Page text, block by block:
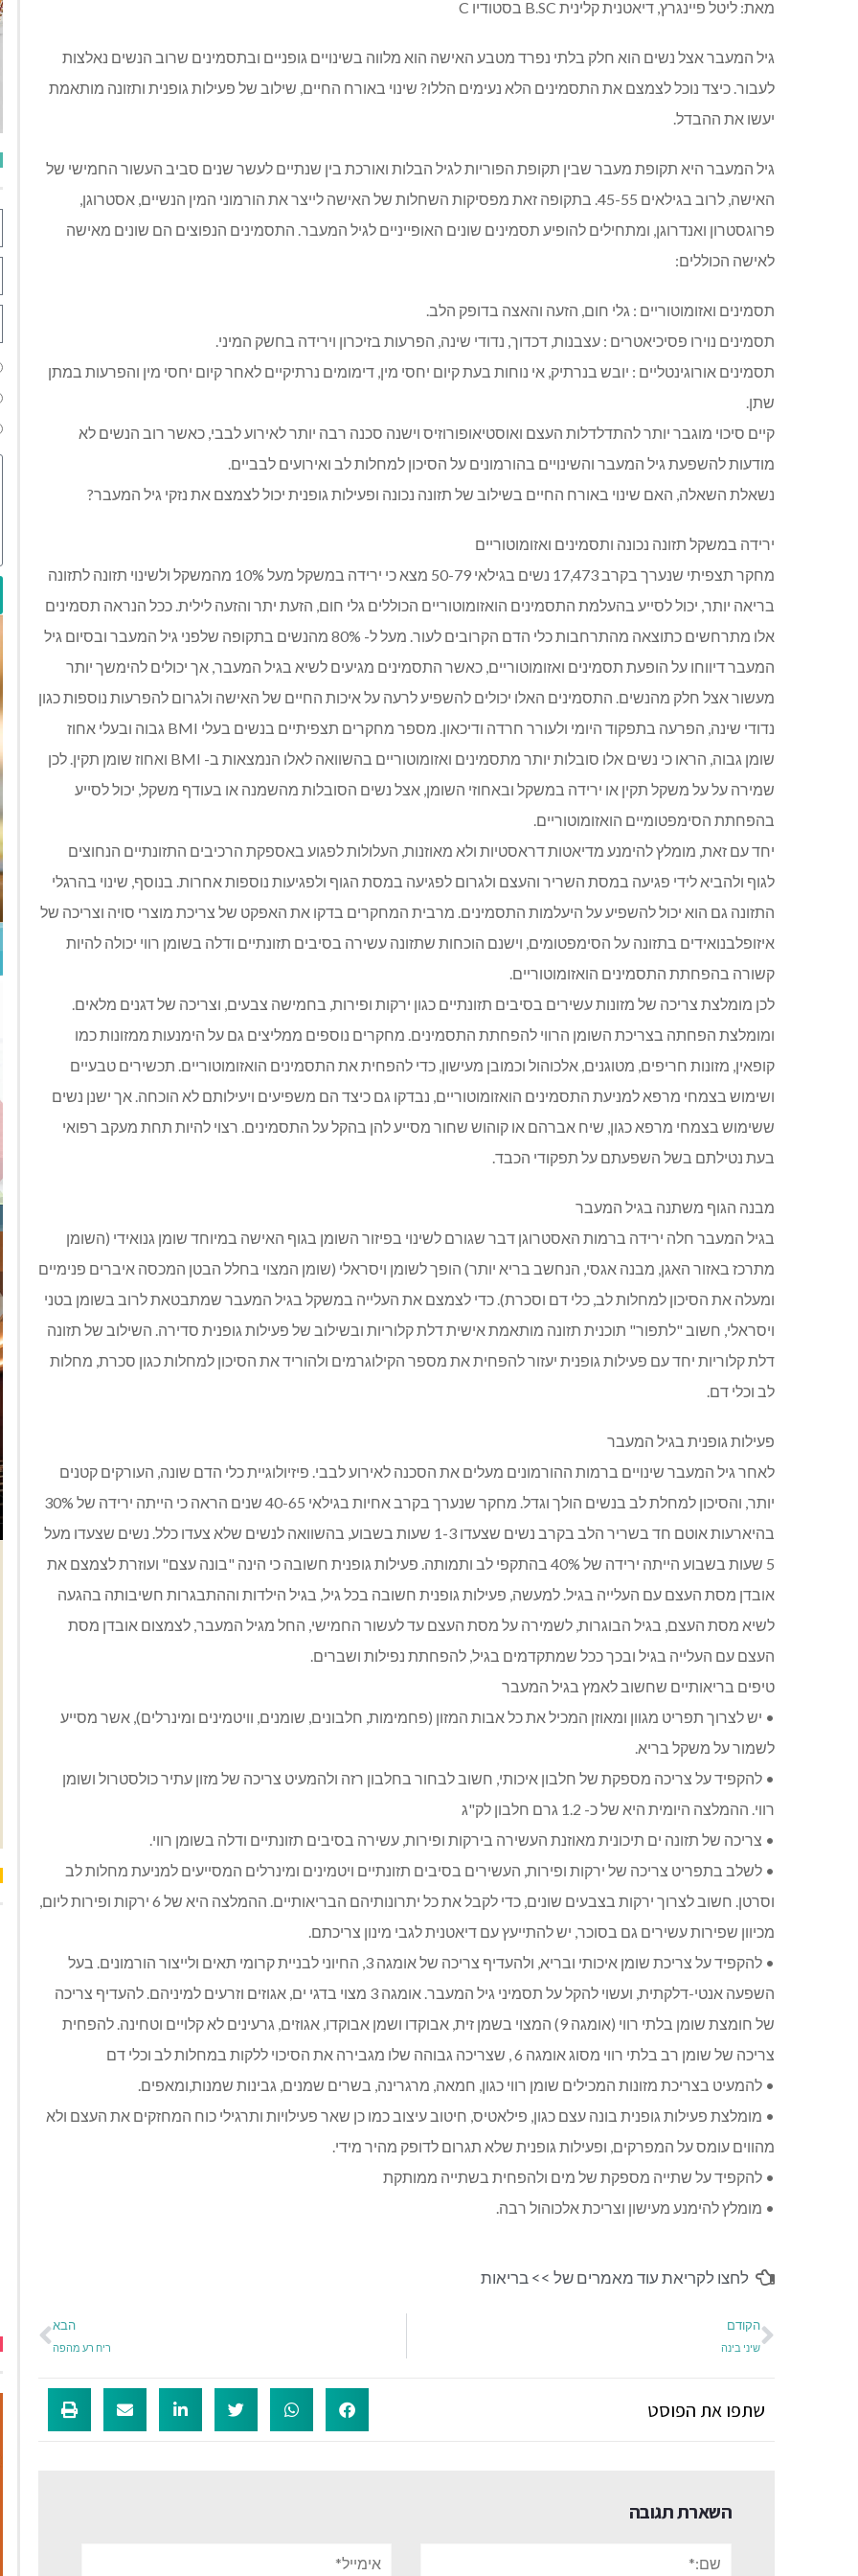
מאת: ליטל פיינגרץ, דיאטנית קלינית B.SC בסטודיו C
גיל המעבר אצל נשים הוא חלק בלתי נפרד מטבע האישה הוא מלווה בשינויים גופניים ובתסמינים שרוב הנשים נאלצות
לעבור. כיצד נוכל לצמצם את התסמינים הלא נעימים הללו? שינוי באורח החיים, שילוב של פעילות גופנית ותזונה מותאמת
יעשו את ההבדל.
גיל המעבר היא תקופת מעבר שבין תקופת הפוריות לגיל הבלות ואורכת בין שנתיים לעשר שנים סביב העשור החמישי של
האישה, לרוב בגילאים 45-55. בתקופה זאת מפסיקות השחלות של האישה לייצר את הורמוני המין הנשיים, אסטרוגן,
פרוגסטרון ואנדרוגן, ומתחילים להופיע תסמינים שונים האופייניים לגיל המעבר. התסמינים הנפוצים הם שונים מאישה
לאישה הכוללים:
תסמינים ואזומוטוריים : גלי חום, הזעה והאצה בדופק הלב.
תסמינים נוירו פסיכיאטרים : עצבנות, דכדוך, נדודי שינה, הפרעות בזיכרון וירידה בחשק המיני.
תסמינים אורוגינטליים : יובש בנרתיק, אי נוחות בעת קיום יחסי מין, דימומים נרתיקיים לאחר קיום יחסי מין והפרעות במתן
שתן.
קיים סיכוי מוגבר יותר להתדלדלות העצם ואוסטיאופורוזיס וישנה סכנה רבה יותר לאירוע לבבי, כאשר רוב הנשים לא
מודעות להשפעת גיל המעבר והשינויים בהורמונים על הסיכון למחלות לב ואירועים לבביים.
נשאלת השאלה, האם שינוי באורח החיים בשילוב של תזונה נכונה ופעילות גופנית יכול לצמצם את נזקי גיל המעבר?
ירידה במשקל תזונה נכונה ותסמינים ואזומוטוריים
מחקר תצפיתי שנערך בקרב 17,473 נשים בגילאי 50-79 מצא כי ירידה במשקל מעל 10% מהמשקל ולשינוי תזונה לתזונה
בריאה יותר, יכול לסייע בהעלמת התסמינים הואזומוטוריים הכוללים גלי חום, הזעת יתר והזעה לילית. ככל הנראה תסמינים
אלו מתרחשים כתוצאה מהתרחבות כלי הדם הקרובים לעור. מעל ל- 80% מהנשים בתקופה שלפני גיל המעבר ובסיום גיל
המעבר דיווחו על הופעת תסמינים ואזומוטוריים, כאשר התסמינים מגיעים לשיא בגיל המעבר, אך יכולים להימשך יותר
מעשור אצל חלק מהנשים. התסמינים האלו יכולים להשפיע לרעה על איכות החיים של האישה ולגרום להפרעות נוספות כגון
נדודי שינה, הפרעה בתפקוד היומי ולעורר חרדה ודיכאון. מספר מחקרים תצפיתיים בנשים בעלי BMI גבוה ובעלי אחוז
שומן גבוה, הראו כי נשים אלו סובלות יותר מתסמינים ואזומוטוריים בהשוואה לאלו הנמצאות ב- BMI ואחוז שומן תקין. לכן
שמירה על על משקל תקין או ירידה במשקל ובאחוזי השומן, אצל נשים הסובלות מהשמנה או בעודף משקל, יכול לסייע
בהפחתת הסימפטומיים הואזומוטוריים.
יחד עם זאת, מומלץ להימנע מדיאטות דראסטיות ולא מאוזנות, העלולות לפגוע באספקת הרכיבים התזונתיים הנחוצים
לגוף ולהביא לידי פגיעה במסת השריר והעצם ולגרום לפגיעה במסת הגוף ולפגיעות נוספות אחרות. בנוסף, שינוי בהרגלי
התזונה גם הוא יכול להשפיע על היעלמות התסמינים. מרבית המחקרים בדקו את האפקט של צריכת מוצרי סויה וצריכה של
איזופלבנואידים בתזונה על הסימפטומים, וישנם הוכחות שתזונה עשירה בסיבים תזונתיים ודלה בשומן רווי יכולה להיות
קשורה בהפחתת התסמינים הואזומוטוריים.
לכן מומלצת צריכה של מזונות עשירים בסיבים תזונתיים כגון ירקות ופירות, בחמישה צבעים, וצריכה של דגנים מלאים.
ומומלצת הפחתה בצריכת השומן הרווי להפחתת התסמינים. מחקרים נוספים ממליצים גם על הימנעות ממזונות כמו
קופאין, מזונות חריפים, מטוגנים, אלכוהול וכמובן מעישון, כדי להפחית את התסמינים הואזומוטוריים. תכשירים טבעיים
ושימוש בצמחי מרפא למניעת התסמינים הואזומוטוריים, נבדקו גם כיצד הם משפיעים ויעילותם לא הוכחה. אך ישנן נשים
ששימוש בצמחי מרפא כגון, שיח אברהם או קוהוש שחור מסייע להן בהקל על התסמינים. רצוי להיות תחת מעקב רפואי
בעת נטילתם בשל השפעתם על תפקודי הכבד.
מבנה הגוף משתנה בגיל המעבר
בגיל המעבר חלה ירידה ברמות האסטרוגן דבר שגורם לשינוי בפיזור השומן בגוף האישה במיוחד שומן גנואידי (השומן
מתרכז באזור האגן, מבנה אגסי, הנחשב בריא יותר) הופך לשומן ויסראלי (שומן המצוי בחלל הבטן המכסה איברים פנימיים
ומעלה את הסיכון למחלות לב, כלי דם וסכרת). כדי לצמצם את העלייה במשקל בגיל המעבר שמתבטאת לרוב בשומן בטני
ויסראלי, חשוב "לתפור" תוכנית תזונה מותאמת אישית דלת קלוריות ובשילוב של פעילות גופנית סדירה. השילוב של תזונה
דלת קלוריות יחד עם פעילות גופנית יעזור להפחית את מספר הקילוגרמים ולהוריד את הסיכון למחלות כגון סכרת, מחלות
לב וכלי דם.
פעילות גופנית בגיל המעבר
לאחר גיל המעבר שינויים ברמות ההורמונים מעלים את הסכנה לאירוע לבבי. פיזיולוגיית כלי הדם שונה, העורקים קטנים
יותר, והסיכון למחלת לב בנשים הולך וגדל. מחקר שנערך בקרב אחיות בגילאי 40-65 שנים הראה כי הייתה ירידה של 30%
בהיארעות אוטם חד בשריר הלב בקרב נשים שצעדו 1-3 שעות בשבוע, בהשוואה לנשים שלא צעדו כלל. נשים שצעדו מעל
5 שעות בשבוע הייתה ירידה של 40% בהתקפי לב ותמותה. פעילות גופנית חשובה כי הינה "בונה עצם" ועוזרת לצמצם את
אובדן מסת העצם עם העלייה בגיל. למעשה, פעילות גופנית חשובה בכל גיל, בגיל הילדות וההתבגרות חשיבותה בהגעה
לשיא מסת העצם, בגיל הבוגרות, לשמירה על מסת העצם עד לעשור החמישי, החל מגיל המעבר, לצמצום אובדן מסת
העצם עם העלייה בגיל ובכך ככל שמתקדמים בגיל, להפחתת נפילות ושברים.
טיפים בריאותיים שחשוב לאמץ בגיל המעבר
• יש לצרוך תפריט מגוון ומאוזן המכיל את כל אבות המזון (פחמימות, חלבונים, שומנים, וויטמינים ומינרלים), אשר מסייע
לשמור על משקל בריא.
• להקפיד על צריכה מספקת של חלבון איכותי, חשוב לבחור בחלבון רזה ולהמעיט צריכה של מזון עתיר כולסטרול ושומן
רווי. ההמלצה היומית היא של כ- 1.2 גרם חלבון לק"ג
• צריכה של תזונה ים תיכונית מאוזנת העשירה בירקות ופירות, עשירה בסיבים תזונתיים ודלה בשומן רווי.
• לשלב בתפריט צריכה של ירקות ופירות, העשירים בסיבים תזונתיים ויטמינים ומינרלים המסייעים למניעת מחלות לב
וסרטן. חשוב לצרוך ירקות בצבעים שונים, כדי לקבל את כל יתרונותיהם הבריאותיים. ההמלצה היא של 6 ירקות ופירות ליום,
מכיוון שפירות עשירים גם בסוכר, יש להתייעץ עם דיאטנית לגבי מינון צריכתם.
• להקפיד על צריכת שומן איכותי ובריא, ולהעדיף צריכה של אומגה 3, החיוני לבניית קרומי תאים ולייצור הורמונים. בעל
השפעה אנטי-דלקתית, ועשוי להקל על תסמיני גיל המעבר. אומגה 3 מצוי בדגי ים, אגוזים וזרעים למיניהם. להעדיף צריכה
של חומצת שומן בלתי רווי (אומגה 9) המצוי בשמן זית, אבוקדו ושמן אבוקדו, אגוזים, גרעינים לא קלויים וטחינה. להפחית
צריכה של שומן רב בלתי רווי מסוג אומגה 6 , שצריכה גבוהה שלו מגבירה את הסיכוי ללקות במחלות לב וכלי דם
• להמעיט בצריכת מזונות המכילים שומן רווי כגון, חמאה, מרגרינה, בשרים שמנים, גבינות שמנות,ומאפים.
• מומלצת פעילות גופנית בונה עצם כגון, פילאטיס, חיטוב עיצוב כמו כן שאר פעילויות ותרגילי כוח המחזקים את העצם ולא
מהווים עומס על המפרקים, ופעילות גופנית שלא תגרום לדופק מהיר מידי.
• להקפיד על שתייה מספקת של מים ולהפחית בשתייה ממותקת
• מומלץ להימנע מעישון וצריכת אלכוהול רבה.
לחצו לקריאת עוד מאמרים של >>בריאות
הקודם
שיני בינה
הבא
ריח רע מהפה
שתפו את הפוסט
השארת תגובה